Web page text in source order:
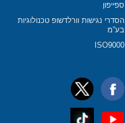
ספייפון
הסדרי נגישות וורלדשופ טכנולוגיות
בע”מ
ISO9000